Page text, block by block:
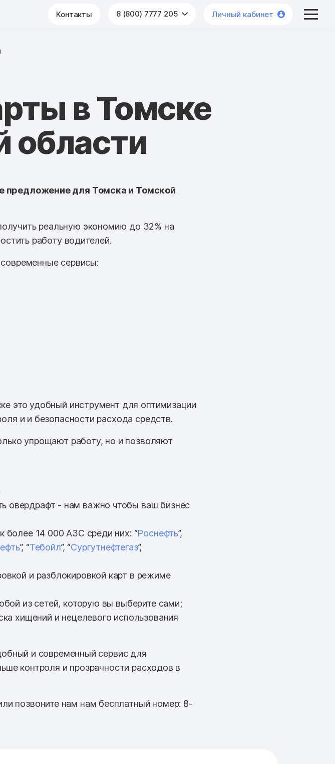
Контакты 8 (800) 7777 205 Личный кабинет
в Томске
области
предложение для Томска и Томской
реальную экономию до 32% на
работу водителей.
сервисы:
это удобный инструмент для оптимизации
и и безопасности расхода средств.
упрощают работу, но и позволяют
овердрафт - нам важно чтобы ваш бизнес
более 14 000 АЗС среди них: “Роснефть”,
”, “Тебойл”, “Сургутнефтегаз”,
и разблокировкой карт в режиме
из сетей, которую вы выберите сами;
хищений и нецелевого использования
и современный сервис для
контроля и прозрачности расходов в
позвоните нам нам бесплатный номер: 8-